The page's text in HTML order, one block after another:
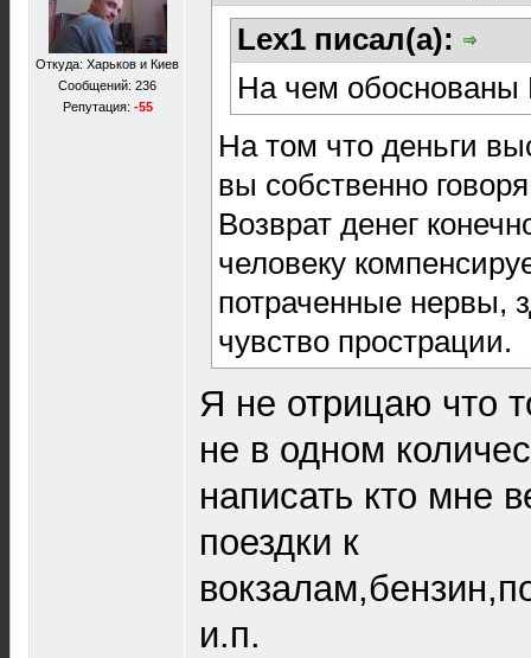
Откуда: Харьков и Киев
Сообщений: 236
Репутация: -55
Lex1 писал(а):
На чем
На том что деньги
вы собственно
Возврат денег
человеку
потраченные нервы,
чувство прострации.
Я не отрицаю что
не в одном
написать кто мне
поездки к
и.п.